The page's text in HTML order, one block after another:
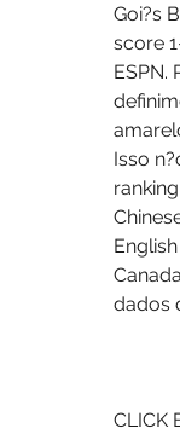
Goi?s
score
ESPN.
Isso
dados
CLICK